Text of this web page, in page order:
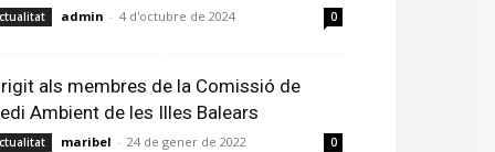
admin - 4 d'octubre de 2024 0
als membres de la Comissió de
Ambient de les Illes Balears
maribel - 24 de gener de 2022 0